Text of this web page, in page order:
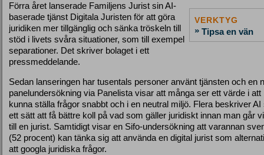
VERKTYG
» Tipsa en vän
Förra året lanserade Familjens Jurist sin AI-
baserade tjänst Digitala Juristen för att göra
juridiken mer tillgänglig och sänka tröskeln till
stöd i livets svåra situationer, som till exempel
separationer. Det skriver bolaget i ett
pressmeddelande.
Sedan lanseringen har tusentals personer använt tjänsten och en
panelundersökning via Panelista visar att många ser ett värde i att
kunna ställa frågor snabbt och i en neutral miljö. Flera beskriver AI
ett sätt att få bättre koll på vad som gäller juridiskt innan man går
till en jurist. Samtidigt visar en Sifo-undersökning att varannan
(52 procent) kan tänka sig att använda en digital jurist som
att googla juridiska frågor.